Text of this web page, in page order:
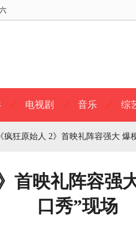
电视剧 音乐 综
《疯狂原始人 2》首映礼阵容强大 爆
首映礼阵容强
口秀”现场